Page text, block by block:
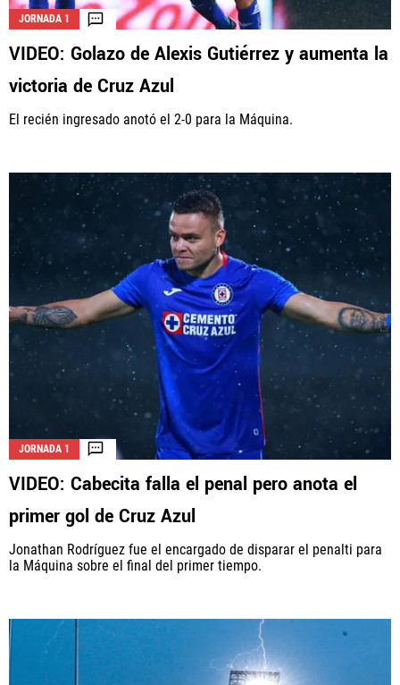
La aceptación de una de las ofertas presentadas en esta página
puede dar lugar a un pago a
cómo y dónde aparecen los operadores de juego en la página y en el
orden en que aparecen, pero no influye en nuestras evaluaciones.
JORNADA 1
VIDEO: Golazo de Alexis Gutiérrez y aumenta la
victoria de Cruz Azul
El recién ingresado anotó el 2-0 para la Máquina.
JORNADA 1
VIDEO: Cabecita falla el penal pero anota el
primer gol de Cruz Azul
Jonathan Rodríguez fue el encargado de disparar el penalti para
la Máquina sobre el final del primer tiempo.